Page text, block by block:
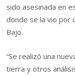
sido asesinada en
donde se la vio por
Bajo.
“Se realizó una
tierra y otros